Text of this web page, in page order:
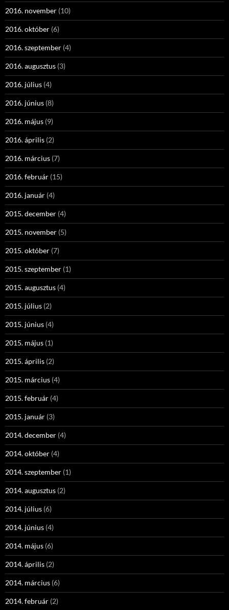
2016. november (10)
2016. október (6)
2016. szeptember (4)
2016. augusztus (3)
2016. július (4)
2016. június (8)
2016. május (9)
2016. április (2)
2016. március (7)
2016. február (15)
2016. január (4)
2015. december (4)
2015. november (5)
2015. október (7)
2015. szeptember (1)
2015. augusztus (4)
2015. július (2)
2015. június (4)
2015. május (1)
2015. április (2)
2015. március (4)
2015. február (4)
2015. január (3)
2014. december (4)
2014. október (4)
2014. szeptember (1)
2014. augusztus (2)
2014. július (6)
2014. június (4)
2014. május (6)
2014. április (2)
2014. március (6)
2014. február (2)